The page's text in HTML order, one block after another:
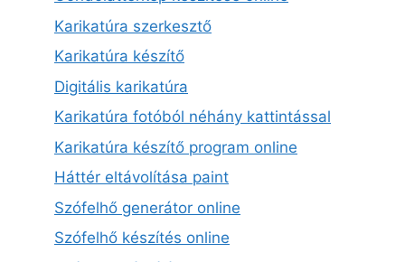
Karikatúra szerkesztő
Karikatúra készítő
Digitális karikatúra
Karikatúra fotóból néhány kattintással
Karikatúra készítő program online
Háttér eltávolítása paint
Szófelhő generátor online
Szófelhő készítés online